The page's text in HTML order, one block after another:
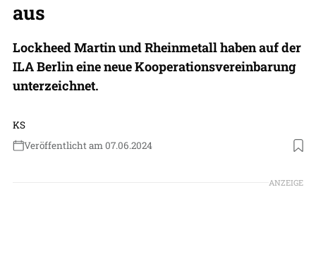
aus
Lockheed Martin und Rheinmetall haben auf der
ILA Berlin eine neue Kooperationsvereinbarung
unterzeichnet.
KS
Veröffentlicht am 07.06.2024
Foto: Rheinmetall
ANZEIGE